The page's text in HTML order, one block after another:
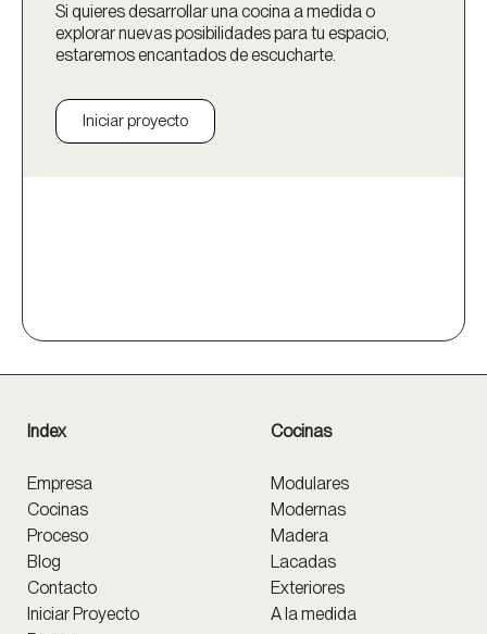
Si quieres desarrollar una cocina a medida o
explorar nuevas posibilidades para tu espacio,
estaremos encantados de escucharte.
Iniciar proyecto
Index
Empresa
Cocinas
Proceso
Blog
Contacto
Iniciar Proyecto
Cocinas
Modulares
Modernas
Madera
Lacadas
Exteriores
A la medida